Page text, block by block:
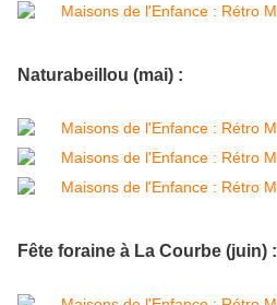
Naturabeillou (mai) :
Fête foraine à La Courbe (juin) :